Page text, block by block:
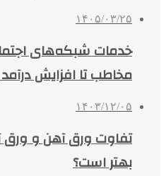
۱۴۰۵/۰۳/۲۵
مخاطب تا افزایش
۱۴۰۳/۱۲/۰۵
تفاوت ورق آهن و ورق
بهتر است؟